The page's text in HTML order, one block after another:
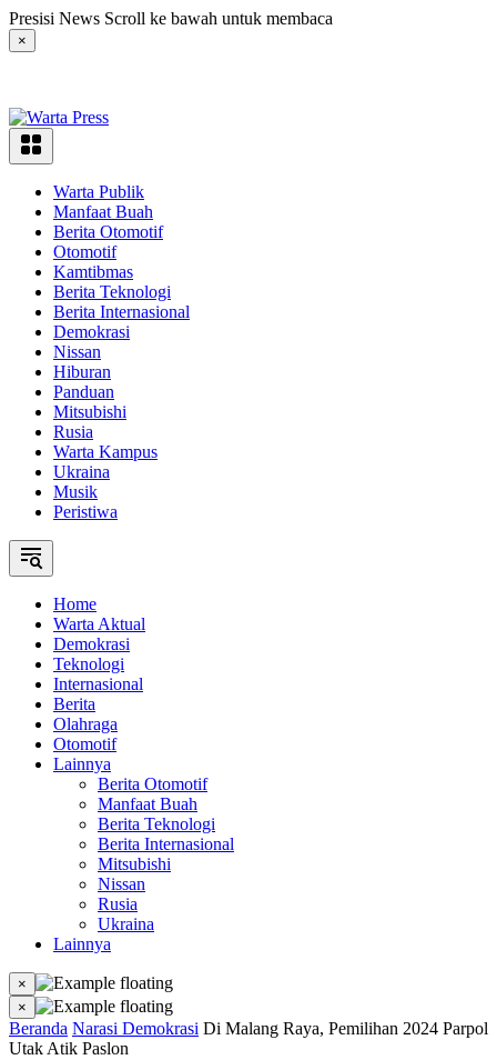
Langsung
ke
konten
Presisi News Scroll ke bawah untuk membaca
×
Warta Publik
Manfaat Buah
Berita Otomotif
Otomotif
Kamtibmas
Berita Teknologi
Berita Internasional
Demokrasi
Nissan
Hiburan
Panduan
Mitsubishi
Rusia
Warta Kampus
Ukraina
Musik
Peristiwa
Home
Warta Aktual
Demokrasi
Teknologi
Internasional
Berita
Olahraga
Otomotif
Lainnya
Berita Otomotif
Manfaat Buah
Berita Teknologi
Berita Internasional
Mitsubishi
Nissan
Rusia
Ukraina
Lainnya
×
×
Beranda Narasi Demokrasi Di Malang Raya, Pemilihan 2024 Parpol
Utak Atik Paslon